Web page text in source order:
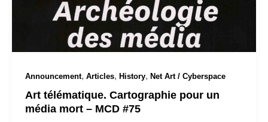
Announcement, Articles, History, Net Art / Cyberspace
Art télématique. Cartographie pour un
média mort – MCD #75